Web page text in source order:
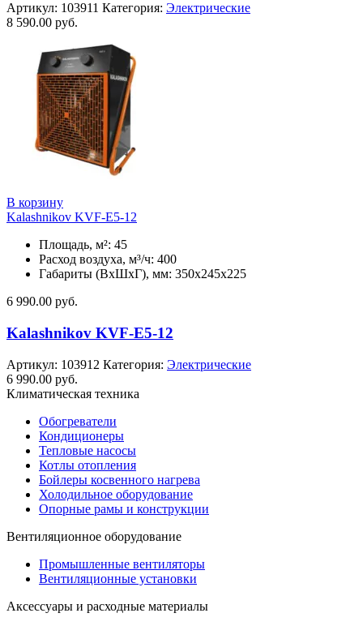
Артикул: 103911 Категория: Электрические
8 590.00 руб.
В корзину
Kalashnikov KVF-E5-12
Площадь, м²: 45
Расход воздуха, м³/ч: 400
Габариты (ВхШхГ), мм: 350x245x225
6 990.00 руб.
Kalashnikov KVF-E5-12
Артикул: 103912 Категория: Электрические
6 990.00 руб.
Климатическая техника
Обогреватели
Кондиционеры
Тепловые насосы
Котлы отопления
Бойлеры косвенного нагрева
Холодильное оборудование
Опорные рамы и конструкции
Вентиляционное оборудование
Промышленные вентиляторы
Вентиляционные установки
Аксессуары и расходные материалы